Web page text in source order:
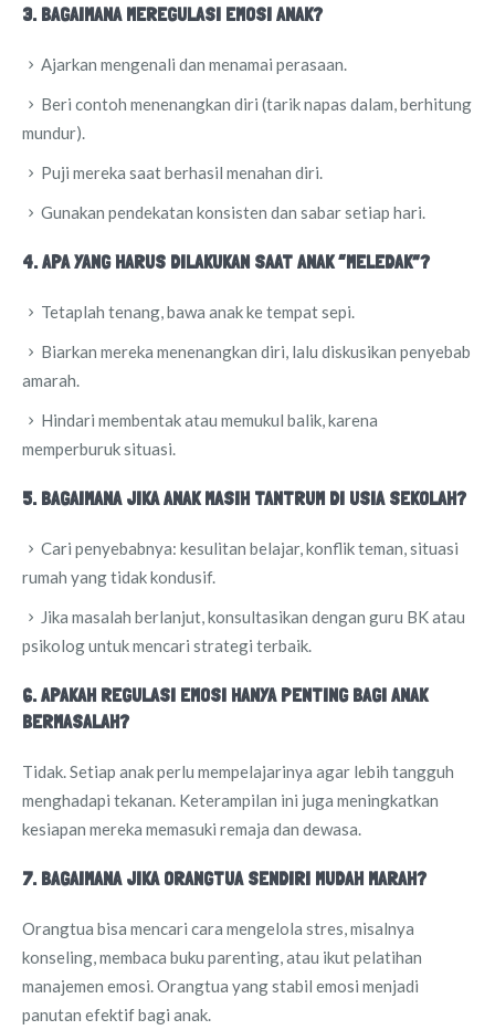
3. BAGAIMANA MEREGULASI EMOSI ANAK?
Ajarkan mengenali dan menamai perasaan.
Beri contoh menenangkan diri (tarik napas dalam, berhitung
mundur).
Puji mereka saat berhasil menahan diri.
Gunakan pendekatan konsisten dan sabar setiap hari.
4. APA YANG HARUS DILAKUKAN SAAT ANAK “MELEDAK”?
Tetaplah tenang, bawa anak ke tempat sepi.
Biarkan mereka menenangkan diri, lalu diskusikan penyebab
amarah.
Hindari membentak atau memukul balik, karena
memperburuk situasi.
5. BAGAIMANA JIKA ANAK MASIH TANTRUM DI USIA SEKOLAH?
Cari penyebabnya: kesulitan belajar, konflik teman, situasi
rumah yang tidak kondusif.
Jika masalah berlanjut, konsultasikan dengan guru BK atau
psikolog untuk mencari strategi terbaik.
6. APAKAH REGULASI EMOSI HANYA PENTING BAGI ANAK
BERMASALAH?
Tidak. Setiap anak perlu mempelajarinya agar lebih tangguh
menghadapi tekanan. Keterampilan ini juga meningkatkan
kesiapan mereka memasuki remaja dan dewasa.
7. BAGAIMANA JIKA ORANGTUA SENDIRI MUDAH MARAH?
Orangtua bisa mencari cara mengelola stres, misalnya
konseling, membaca buku parenting, atau ikut pelatihan
manajemen emosi. Orangtua yang stabil emosi menjadi
panutan efektif bagi anak.